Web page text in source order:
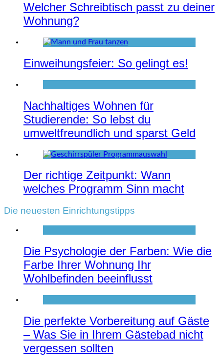
Welcher Schreibtisch passt zu deiner
Wohnung?
Einweihungsfeier: So gelingt es!
Nachhaltiges Wohnen für
Studierende: So lebst du
umweltfreundlich und sparst Geld
Der richtige Zeitpunkt: Wann
welches Programm Sinn macht
Die neuesten Einrichtungstipps
Die Psychologie der Farben: Wie die
Farbe Ihrer Wohnung Ihr
Wohlbefinden beeinflusst
Die perfekte Vorbereitung auf Gäste
– Was Sie in Ihrem Gästebad nicht
vergessen sollten